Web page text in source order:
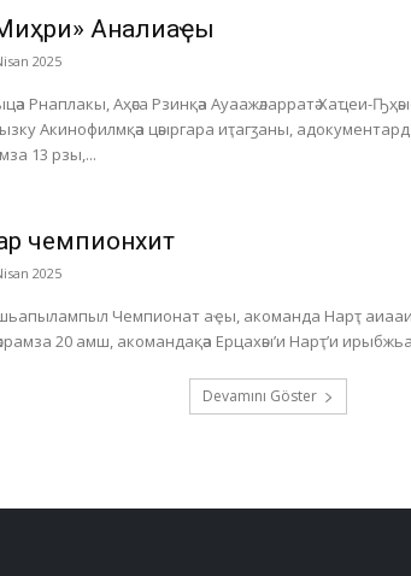
Анҭалиаҿы
2025
Рнаплакы, Аҳәса Рзинқәа Ауаажәларратә Хаҵеи-
Акинофилмқәа цәыргара иҭагӡаны,
13 рзы,...
чемпионхит
2025
Чемпионат аҿы, акоманда Нарҭ
Devamını Göster